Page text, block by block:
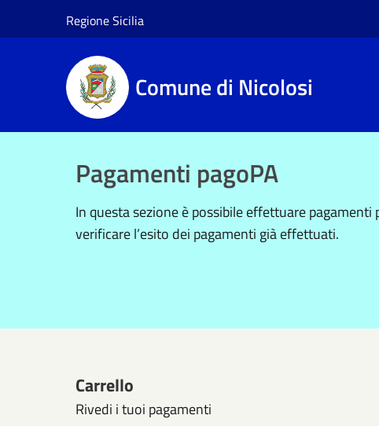
Regione Sicilia
Comune di Nicolosi
Pagamenti pagoPA
In questa sezione è possibile effettuare pagamenti
verificare l’esito dei pagamenti già effettuati.
Carrello
Rivedi i tuoi pagamenti